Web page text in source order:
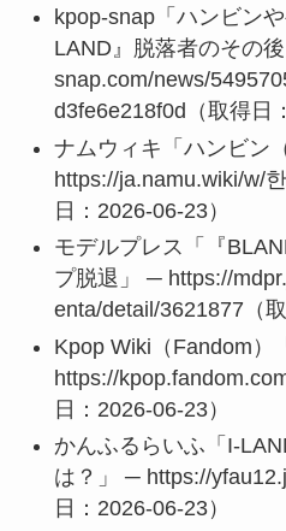
kpop-snap「ハンビン
LAND』脱落者のその
snap.com/news/
d3fe6e218f0d（取得日
ナムウィキ「ハンビン
https://ja.namu.wiki/w/
日：2026-06-23）
モデルプレス「『
プ脱退」 ─ https://
enta/detail/3621877（
Kpop Wiki（Fandom）
https://
日：2026-06-23）
かんふるらいふ「I-
は？」 ─ https://
日：2026-06-23）